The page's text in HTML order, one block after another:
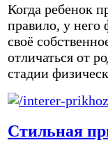
Когда ребенок
правило, у него
своё
отличаться от
стадии
Стильная